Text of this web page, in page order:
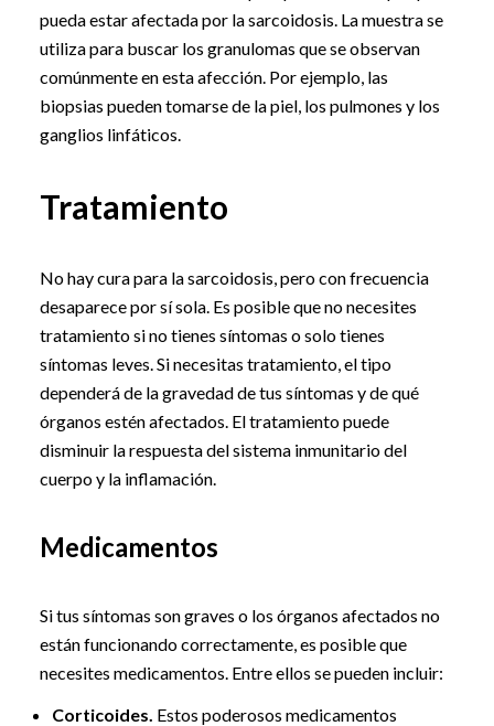
pueda estar afectada por la sarcoidosis. La muestra se
utiliza para buscar los granulomas que se observan
comúnmente en esta afección. Por ejemplo, las
biopsias pueden tomarse de la piel, los pulmones y los
ganglios linfáticos.
Tratamiento
No hay cura para la sarcoidosis, pero con frecuencia
desaparece por sí sola. Es posible que no necesites
tratamiento si no tienes síntomas o solo tienes
síntomas leves. Si necesitas tratamiento, el tipo
dependerá de la gravedad de tus síntomas y de qué
órganos estén afectados. El tratamiento puede
disminuir la respuesta del sistema inmunitario del
cuerpo y la inflamación.
Medicamentos
Si tus síntomas son graves o los órganos afectados no
están funcionando correctamente, es posible que
necesites medicamentos. Entre ellos se pueden incluir:
Corticoides. Estos poderosos medicamentos